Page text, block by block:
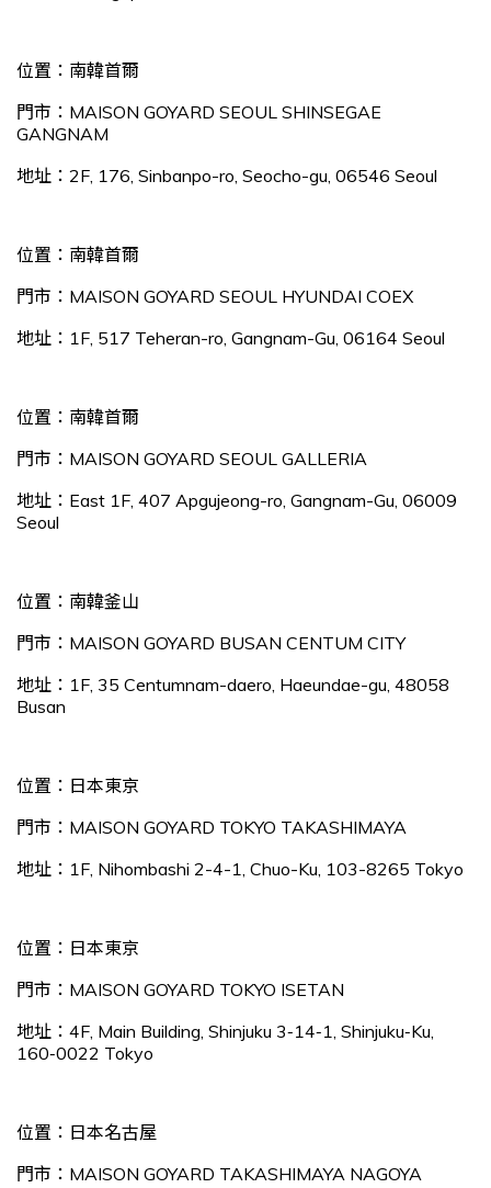
位置：南韓首爾
門市：MAISON GOYARD SEOUL SHINSEGAE
GANGNAM
地址：2F, 176, Sinbanpo-ro, Seocho-gu, 06546 Seoul
位置：南韓首爾
門市：MAISON GOYARD SEOUL HYUNDAI COEX
地址：1F, 517 Teheran-ro, Gangnam-Gu, 06164 Seoul
位置：南韓首爾
門市：MAISON GOYARD SEOUL GALLERIA
地址：East 1F, 407 Apgujeong-ro, Gangnam-Gu, 06009
Seoul
位置：南韓釜山
門市：MAISON GOYARD BUSAN CENTUM CITY
地址：1F, 35 Centumnam-daero, Haeundae-gu, 48058
Busan
位置：日本東京
門市：MAISON GOYARD TOKYO TAKASHIMAYA
地址：1F, Nihombashi 2-4-1, Chuo-Ku, 103-8265 Tokyo
位置：日本東京
門市：MAISON GOYARD TOKYO ISETAN
地址：4F, Main Building, Shinjuku 3‑14‑1, Shinjuku‑Ku,
160‑0022 Tokyo
位置：日本名古屋
門市：MAISON GOYARD TAKASHIMAYA NAGOYA